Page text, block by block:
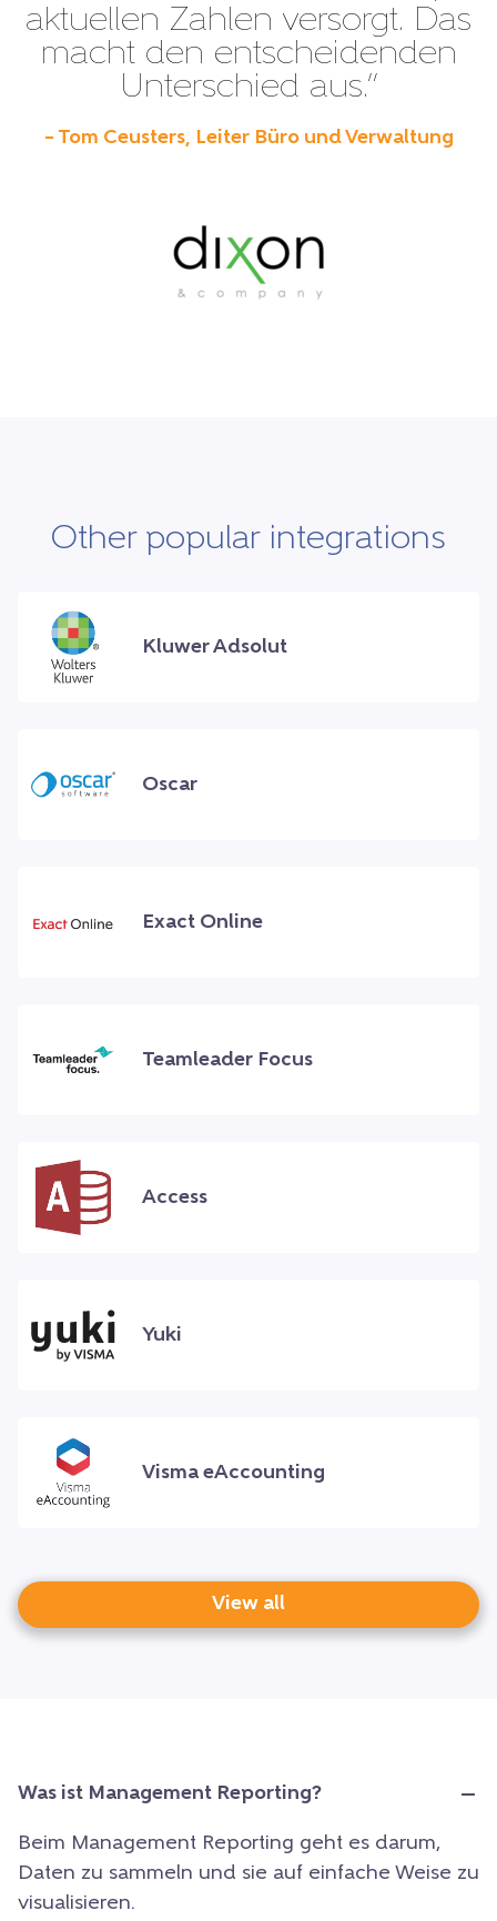
aktuellen Zahlen versorgt. Das
macht den entscheidenden
Unterschied aus.”
– Tom Ceusters, Leiter Büro und Verwaltung
Other popular integrations
Kluwer Adsolut
Oscar
Exact Online
Teamleader Focus
Access
Yuki
Visma eAccounting
View all
Was ist Management Reporting?
Beim Management Reporting geht es darum,
Daten zu sammeln und sie auf einfache Weise zu
visualisieren.